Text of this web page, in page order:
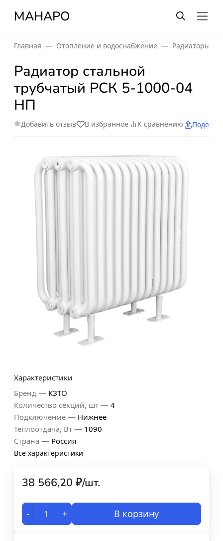
МАНАРО
Главная Отопление и водоснабжение Радиаторы
Радиатор стальной
трубчатый РСК 5-1000-04
НП
Добавить отзыв В избранное К сравнению
Характеристики
Бренд — КЗТО
Количество секций, шт — 4
Подключение — Нижнее
Теплоотдача, Вт — 1090
Страна — Россия
Все характеристики
38 566,20 ₽/шт.
- + В корзину